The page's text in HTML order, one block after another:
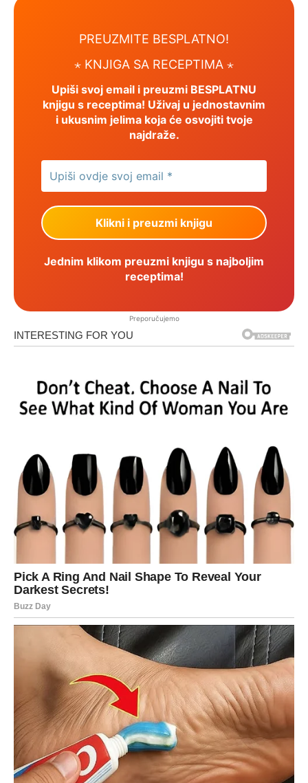
PREUZMITE BESPLATNO!
⋆ KNJIGA SA RECEPTIMA ⋆
Upiši svoj email i preuzmi BESPLATNU
knjigu s receptima! Uživaj u jednostavnim
i ukusnim jelima koja će osvojiti tvoje
najdraže.
Jednim klikom preuzmi knjigu s najboljim
receptima!
Preporučujemo